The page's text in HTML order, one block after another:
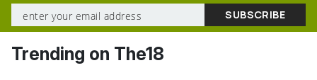
Trending on The18